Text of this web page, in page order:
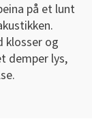
på et lunt
klosser og
demper lys,